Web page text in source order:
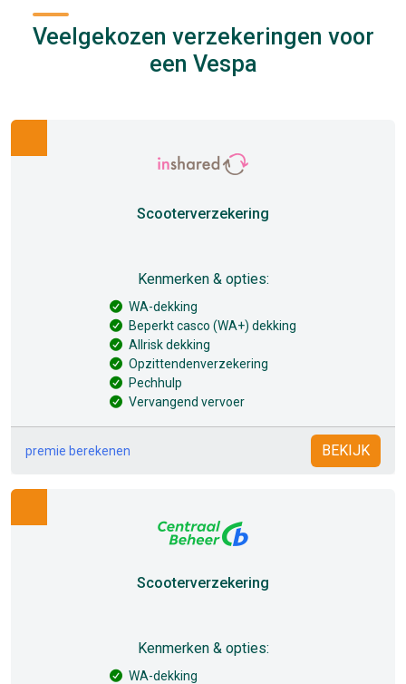
Veelgekozen verzekeringen voor
een Vespa
Scooterverzekering
Kenmerken & opties:
WA-dekking
Beperkt casco (WA+) dekking
Allrisk dekking
Opzittendenverzekering
Pechhulp
Vervangend vervoer
premie berekenen BEKIJK
Scooterverzekering
Kenmerken & opties:
WA-dekking